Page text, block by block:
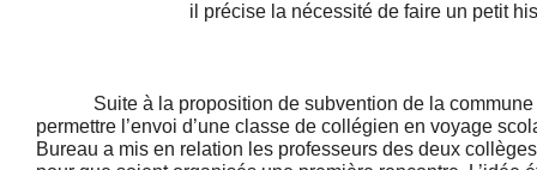
il précise la nécessité de faire un petit
Suite à la proposition de subvention de la commune
permettre l’envoi d’une classe de collégien en voyage
Bureau a mis en relation les professeurs des deux